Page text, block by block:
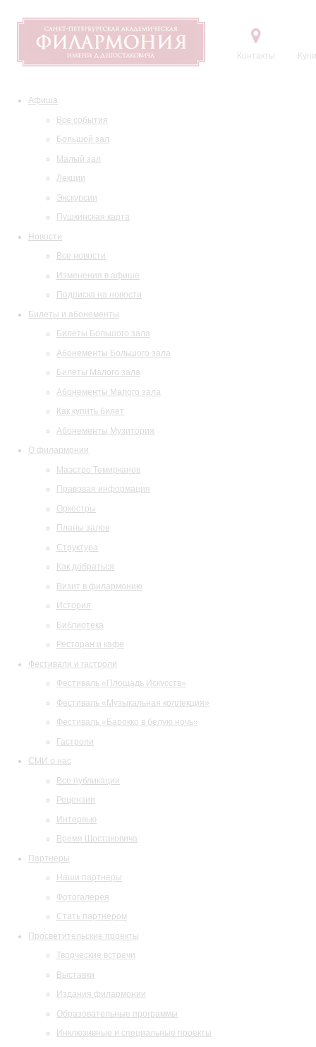
Контакты
Афиша
Все события
Большой зал
Малый зал
Лекции
Экскурсии
Пушкинская карта
Новости
Все новости
Изменения в афише
Подписка на новости
Билеты и абонементы
Билеты Большого зала
Абонементы Большого зала
Билеты Малого зала
Абонементы Малого зала
Как купить билет
Абонементы Музитория
О филармонии
Маэстро Темирканов
Правовая информация
Оркестры
Планы залов
Структура
Как добраться
Визит в филармонию
История
Библиотека
Ресторан и кафе
Фестивали и гастроли
Фестиваль «Площадь Искусств»
Фестиваль «Музыкальная коллекция»
Фестиваль «Барокко в белую ночь»
Гастроли
СМИ о нас
Все публикации
Рецензии
Интервью
Время Шостаковича
Партнеры
Наши партнеры
Фотогалерея
Стать партнером
Просветительские проекты
Творческие встречи
Выставки
Издания филармонии
Образовательные программы
Инклюзивные и специальные проекты